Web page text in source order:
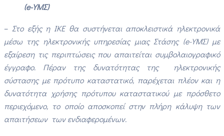
(e-ΥΜΣ)
– Στο εξής η ΙΚΕ θα συστήνεται αποκλειστικά ηλεκτρονικά
μέσω της ηλεκτρονικής υπηρεσίας μιας Στάσης (e-ΥΜΣ) με
εξαίρεση τις περιπτώσεις που απαιτείται συμβολαιογραφικό
έγγραφο. Πέραν της δυνατότητας της
ηλεκτρονικής
σύστασης με πρότυπο καταστατικό, παρέχεται πλέον και η
δυνατότητα χρήσης πρότυπου καταστατικού με πρόσθετο
περιεχόμενο, το οποίο αποσκοπεί στην πλήρη κάλυψη των
απαιτήσεων των ενδιαφερομένων.